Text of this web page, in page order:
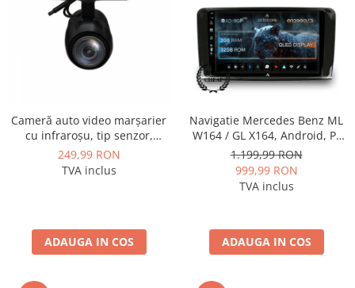
Cameră auto video marșarier
cu infraroșu, tip senzor,
rezoluție 1280x720P, unghi
deschis 140° - AD-BGCM4
249,99 RON
TVA inclus
ADAUGA IN COS
Navigatie Mercedes Benz ML
W164 / GL X164, Android, P-
Octacore / 2GB RAM + 32GB
ROM, 9 Inch - AD-
BGP9002+AD-BGRKIT405
1.199,99 RON
999,99 RON
TVA inclus
ADAUGA IN COS